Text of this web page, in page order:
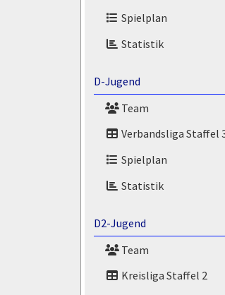
Spielplan
Statistik
D-Jugend
Team
Verbandsliga Staffel
Spielplan
Statistik
D2-Jugend
Team
Kreisliga Staffel 2